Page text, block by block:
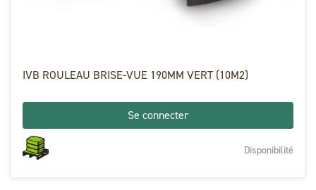
IVB ROULEAU BRISE-VUE 190MM VERT (10M2)
Se connecter
Disponibilité